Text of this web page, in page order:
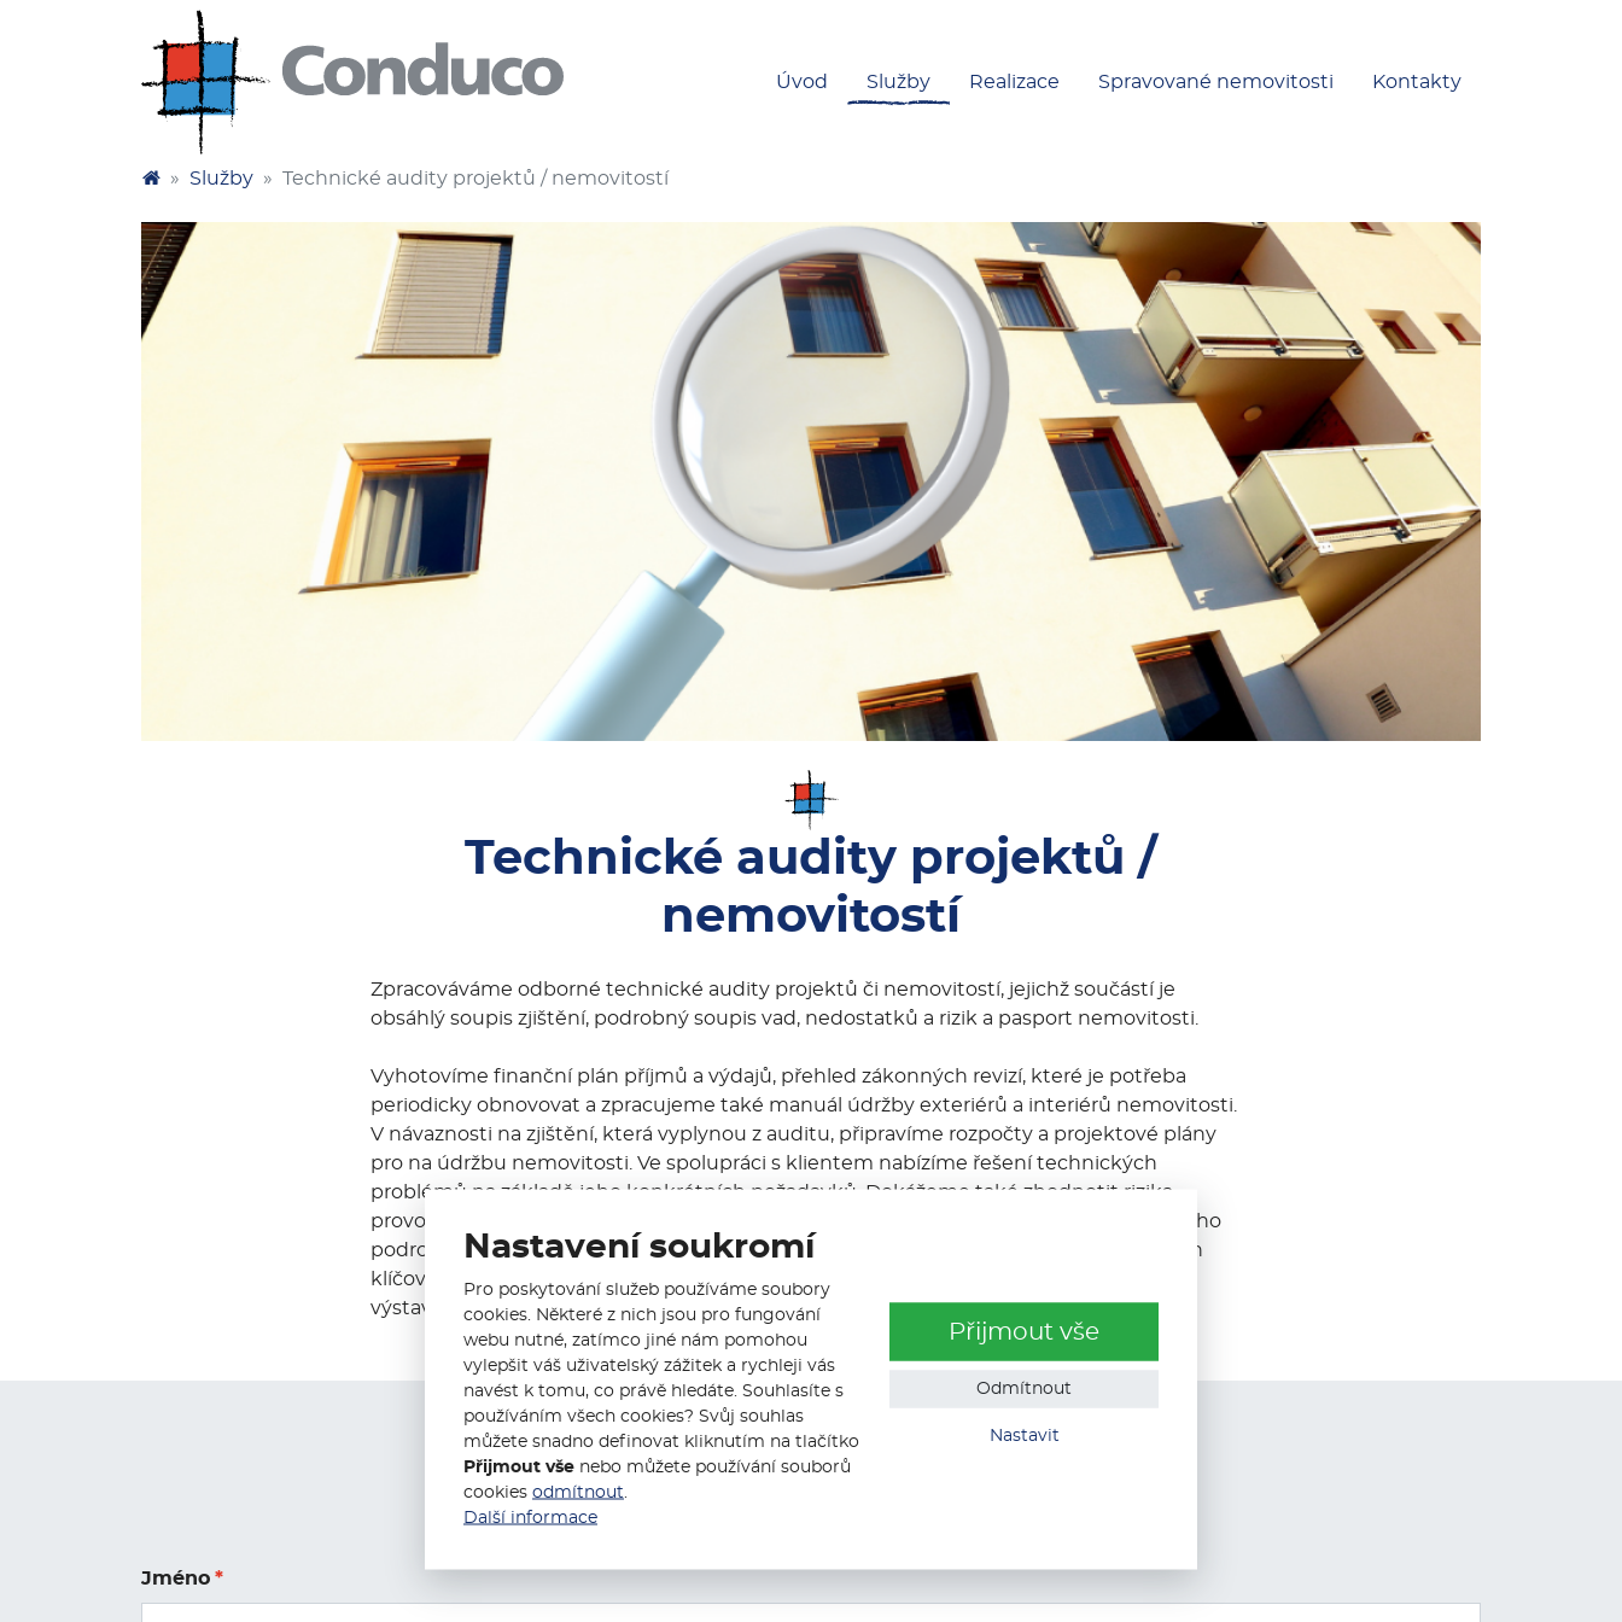
Nastavení soukromí
Pro poskytování služeb používáme soubory
cookies. Některé z nich jsou pro fungování
webu nutné, zatímco jiné nám pomohou
vylepšit váš uživatelský zážitek a rychleji vás
navést k tomu, co právě hledáte. Souhlasíte s
používáním všech cookies? Svůj souhlas
můžete snadno definovat kliknutím na tlačítko
Přijmout vše nebo můžete používání souborů
cookies odmítnout
Další informace
Přijmout vše
Odmítnout
Nastavit
Úvod Služby Realizace Spravované nemovitosti Kontakty
Služby Technické audity projektů / nemovitostí
Technické audity projektů /
nemovitostí
Zpracováváme odborné technické audity projektů či nemovitostí, jejichž součástí je
obsáhlý soupis zjištění, podrobný soupis vad, nedostatků a rizik a pasport nemovitosti.
Vyhotovíme finanční plán příjmů a výdajů, přehled zákonných revizí, které je potřeba
periodicky obnovovat a zpracujeme také manuál údržby exteriérů a interiérů nemovitosti.
V návaznosti na zjištění, která vyplynou z auditu, připravíme rozpočty a projektové plány
pro na údržbu nemovitosti. Ve spolupráci s klientem nabízíme řešení technických
problémů na základě jeho konkrétních požadavků. Dokážeme také zhodnotit rizika
provozu nemovitosti z hlediska BOZP, požární ochrany a životního prostředí. Kromě toho
podrobíme revizi i stávající smlouvy, které se k nemovitosti vážou a vypracujeme výtah
klíčových ustanovení smluvních vztahů. Poskytujeme konzultace ohledně udržitelné
výstavby a energeticky úsporných řešení.
Jméno *